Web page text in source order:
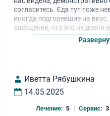
согласитесь. Еда тут тоже
иногда подгоревшие на
ощущение, что это не доели
выставили заново на
возвращаться сюда больше
Иветта Рябушкина
14.05.2025
Лечение: 5 Сервис: 3